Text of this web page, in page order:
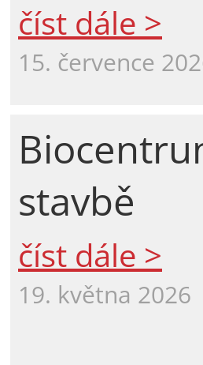
číst dále >
15. července
stavbě
číst dále >
19. května 2026